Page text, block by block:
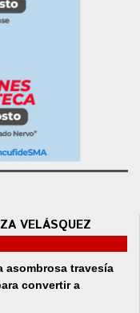
VELÁSQUEZ
asombrosa travesía
convertir a